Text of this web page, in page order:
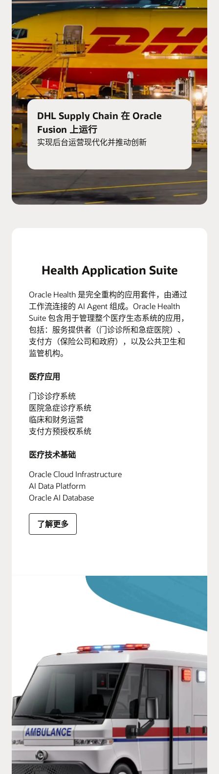
DHL Supply Chain 在 Oracle
Fusion 上运行
实现后台运营现代化并推动创新
Health Application Suite
Oracle Health 是完全重构的应用套件，由通过
工作流连接的 AI Agent 组成。Oracle Health
Suite 包含用于管理整个医疗生态系统的应用，
包括：服务提供者（门诊诊所和急症医院）、
支付方（保险公司和政府），以及公共卫生和
监管机构。
医疗应用
门诊诊疗系统
医院急症诊疗系统
临床和财务运营
支付方预授权系统
医疗技术基础
Oracle Cloud Infrastructure
AI Data Platform
Oracle AI Database
了解更多